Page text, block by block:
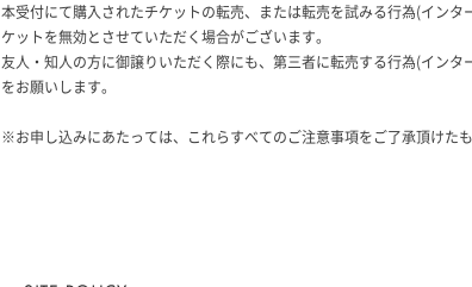
本受付にて購入されたチケットの転売、または転売を試みる行為(イン
ケットを無効とさせていただく場合がございます。
友人・知人の方に御譲りいただく際にも、第三者に転売する行為(イン
をお願いします。
※お申し込みにあたっては、これらすべてのご注意事項をご了承頂けたも